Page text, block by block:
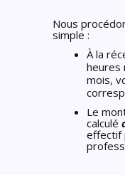
Nous
simple :
À la
heures
mois,
Le
calculé
effectif